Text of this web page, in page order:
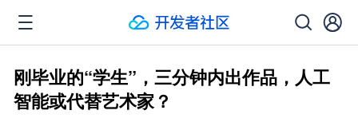
刚毕业的“学生”，三分钟内出作品，人工
智能或代替艺术家？